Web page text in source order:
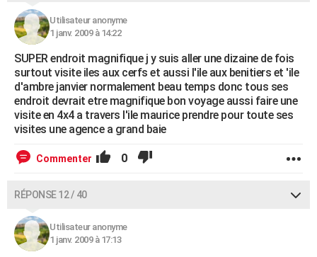
Utilisateur anonyme
1 janv. 2009 à 14:22
SUPER endroit magnifique j y suis aller une dizaine de fois
surtout visite iles aux cerfs et aussi l'ile aux benitiers et 'ile
d'ambre janvier normalement beau temps donc tous ses
endroit devrait etre magnifique bon voyage aussi faire une
visite en 4x4 a travers l'ile maurice prendre pour toute ses
visites une agence a grand baie
Commenter 0
RÉPONSE 12 / 40
Utilisateur anonyme
1 janv. 2009 à 17:13